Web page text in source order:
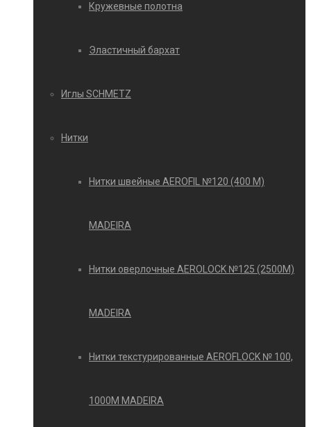
Кружевные полотна
Эластичный бархат
Иглы SCHMETZ
Нитки
Нитки швейные AEROFIL №120 (400 М)
MADEIRA
Нитки оверлочные AEROLOCK №125 (2500М)
MADEIRA
Нитки текстурированные AEROFLOCK № 100,
1000М MADEIRA